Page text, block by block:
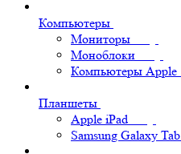
Компьютеры
Мониторы
Моноблоки
Компьютеры Apple
Планшеты
Apple iPad
Samsung Galaxy Tab